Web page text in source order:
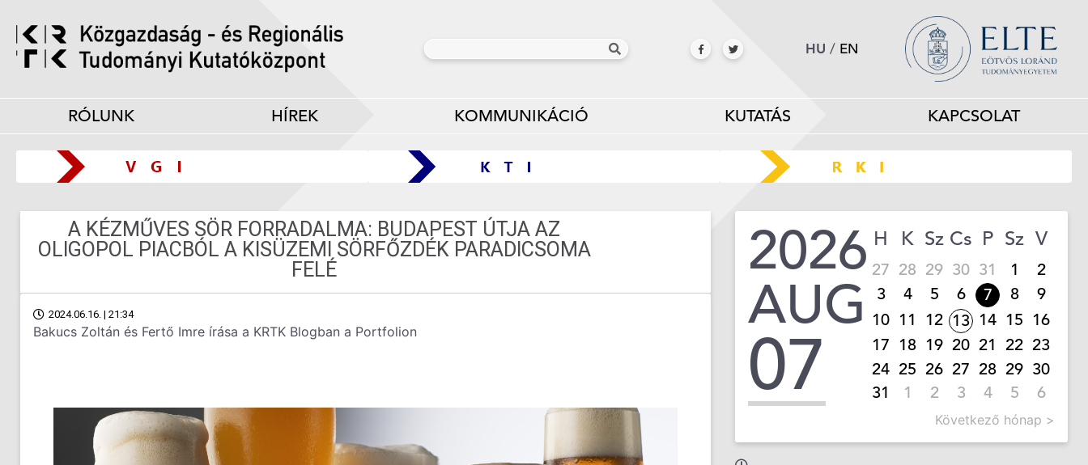
HU / EN
RÓLUNK HÍREK KOMMUNIKÁCIÓ KUTATÁS KAPCSOLAT
A KÉZMŰVES SÖR FORRADALMA: BUDAPEST ÚTJA AZ
OLIGOPOL PIACBÓL A KISÜZEMI SÖRFŐZDÉK PARADICSOMA
FELÉ
2024.06.16. | 21:34
Bakucs Zoltán és Fertő Imre írása a KRTK Blogban a Portfolion
2026
AUG
07
H K Sz Cs P Sz V
27 28 29 30 31 1
2
3
4 5 6 7 8
9
10 11 12 13 14 15 16
17 18 19 20 21 22 23
24 25 26 27 28 29 30
31
1 2 3 4 5 6
Következő hónap >